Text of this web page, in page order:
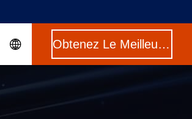
Obtenez Le Meilleur Prix